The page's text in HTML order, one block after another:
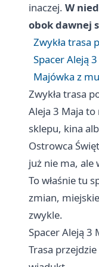
inaczej. W
obok dawnej
Zwykła trasa
Spacer Aleją
Majówka z
Zwykła trasa
Aleja 3 Maja
sklepu, kina
Ostrowca
już nie ma, ale
To właśnie tu
zmian,
zwykle.
Spacer Aleją 3
Trasa